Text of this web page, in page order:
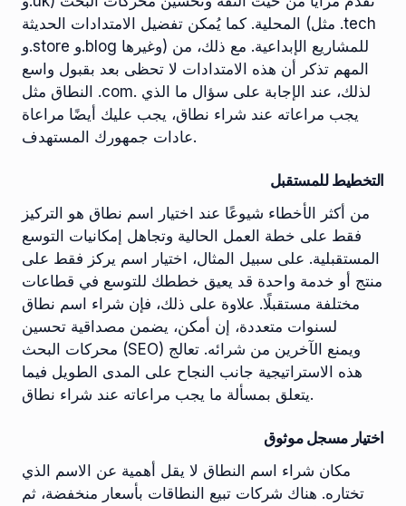
المحلية. كما يُمكن تفضيل الامتدادات الحديثة (مثل .tech
و.store و.blog وغيرها) للمشاريع الإبداعية. مع ذلك، من
المهم تذكر أن هذه الامتدادات لا تحظى بعد بقبول واسع
النطاق مثل .com. لذلك، عند الإجابة على سؤال ما الذي
يجب مراعاته عند شراء نطاق، يجب عليك أيضًا مراعاة
عادات جمهورك المستهدف.
التخطيط للمستقبل
من أكثر الأخطاء شيوعًا عند اختيار اسم نطاق هو التركيز
فقط على خطة العمل الحالية وتجاهل إمكانيات التوسع
المستقبلية. على سبيل المثال، اختيار اسم يركز فقط على
منتج أو خدمة واحدة قد يعيق خططك للتوسع في قطاعات
مختلفة مستقبلًا. علاوة على ذلك، فإن شراء اسم نطاق
لسنوات متعددة، إن أمكن، يضمن مصداقية تحسين
محركات البحث (SEO) ويمنع الآخرين من شرائه. تعالج
هذه الاستراتيجية جانب النجاح على المدى الطويل فيما
يتعلق بمسألة ما يجب مراعاته عند شراء نطاق.
اختيار مسجل موثوق
مكان شراء اسم النطاق لا يقل أهمية عن الاسم الذي
تختاره. هناك شركات تبيع النطاقات بأسعار منخفضة، ثم